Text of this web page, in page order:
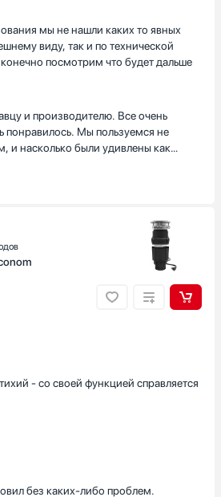
как оказалось очень простая,
(она прилагается) , муж сказал
сложнее, но нет. Достойная техника
деньги. На мой взгляд он подойдет к
Не занимает кстати много места.
мы не нашли каких то явных
виду, так и по технической
посмотрим что будет дальше
и производителю. Все очень
понравилось. Мы пользуемся не
и насколько были удивлены как
его к покупке. Ранее не
Спасибо большое, советуем
- со своей функцией справляется
без каких-либо проблем.